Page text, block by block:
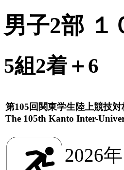
男子2部 １
5組2着＋6
第105回関東学生陸上競技
The 105th Kanto Inter-
2026